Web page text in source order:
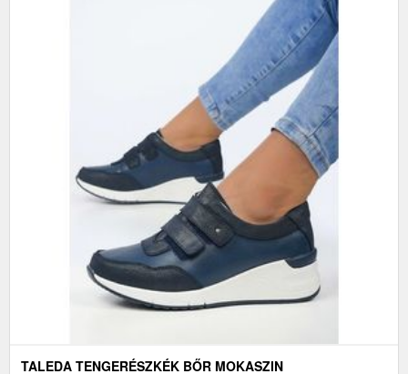
TALEDA TENGERÉSZKÉK BŐR MOKASZIN